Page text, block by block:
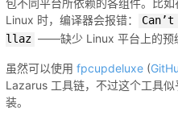
包不同平台所依赖的各组件。比
Linux 时，编译器会报错：
llaz ——缺少 Linux 平台上的预
虽然可以使用 fpcupdeluxe (
Lazarus 工具链，不过这个工具
装。